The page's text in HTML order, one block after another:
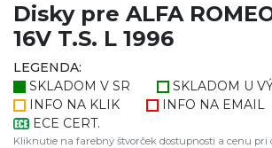
Disky pre ALFA
16V T.S. L 1996
LEGENDA:
SKLADOM V SR
SKLADOM U
INFO NA KLIK
INFO NA EMAIL
ECE CERT.
Kliknutie na farebný štvorček dostupnosti a cenu pri